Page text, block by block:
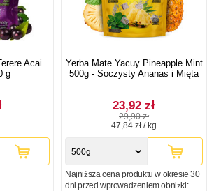
Acai
g
Yerba Mate Yacuy Pineapple Mint
500g - Soczysty Ananas i Mięta
23,92 zł
29,90 zł
47,84 zł / kg
500g
Najniższa cena produktu w okresie 30
dni przed wprowadzeniem obniżki: